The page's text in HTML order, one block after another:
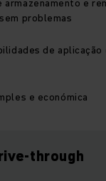
armazenamento e
problemas
de
e económica
through